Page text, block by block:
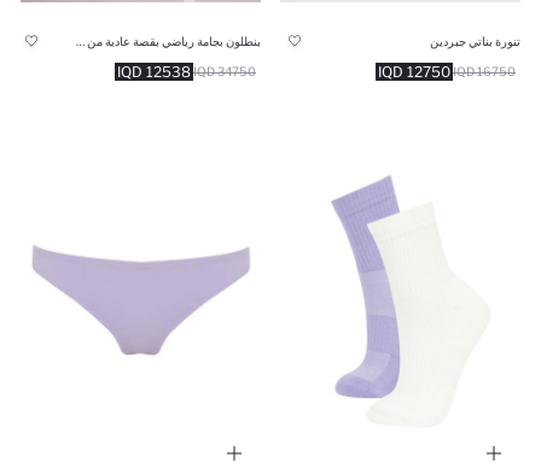
تنورة بناتي جبردين
12750 IQD 16750 IQD
12538 IQD 34750 IQD